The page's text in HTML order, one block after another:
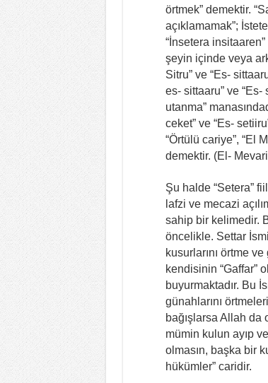
örtmek” demektir.
açıklamamak”;
“İnsetera
şeyin içinde veya
Sitru” ve “Es-
es- sittaaru” ve “Es-
utanma”
ceket” ve “Es-
“Örtülü cariye”, “El
demektir. (El-
Şu halde “Setera”
lafzi ve mecazi
sahip bir kelimedir.
öncelikle. Settar
kusurlarını örtme
kendisinin “Gaffar”
buyurmaktadır. Bu
günahlarını
bağışlarsa Allah da
mümin kulun ayıp
olmasın, başka bir
hükümler” caridir.